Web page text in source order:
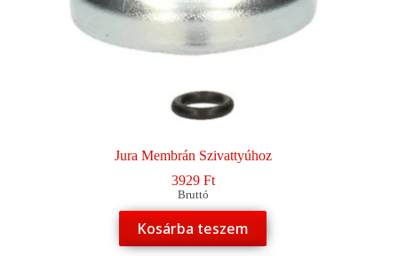
Jura Membrán Szivattyúhoz
3929 Ft
Bruttó
Kosárba teszem